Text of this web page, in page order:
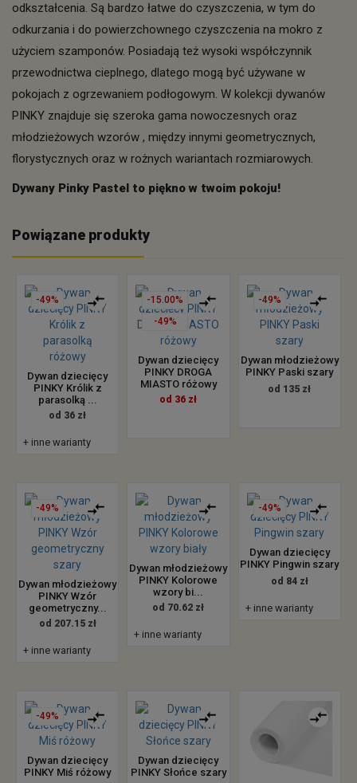
odkształcenia. Są bardzo łatwe do czyszczenia, w tym do
odkurzania i do powierzchownego czyszczenia na mokro z
użyciem szamponów. Posiadają też wysoki współczynnik
przewodnictwa cieplnego, dlatego mogą być używane w
pokojach z ogrzewaniem podłogowym. W kolekcji dywanów
PINKY znajduje się szeroka gama nowoczesnych oraz
młodzieżowych wzorów , między innymi geometrycznych,
florystycznych oraz w rożnych wariantach rozmiarowych.
Dywany Pinky Pastel to piękno w twoim pokoju!
Powiązane produkty
-49%
Dywan dziecięcy
PINKY Królik z
parasolką ...
od 36 zł
+ inne warianty
-15.00%
-49%
Dywan dziecięcy
PINKY DROGA
MIASTO różowy
od 36 zł
-49%
Dywan młodzieżowy
PINKY Paski szary
od 135 zł
-49%
Dywan młodzieżowy
PINKY Wzór
geometryczny...
od 207.15 zł
+ inne warianty
Dywan młodzieżowy
PINKY Kolorowe
wzory bi...
od 70.62 zł
+ inne warianty
-49%
Dywan dziecięcy
PINKY Pingwin szary
od 84 zł
+ inne warianty
-49%
Dywan dziecięcy
PINKY Miś różowy
Dywan dziecięcy
PINKY Słońce szary